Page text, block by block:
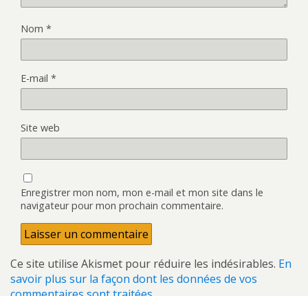
Nom *
E-mail *
Site web
Enregistrer mon nom, mon e-mail et mon site dans le
navigateur pour mon prochain commentaire.
Ce site utilise Akismet pour réduire les indésirables. En
savoir plus sur la façon dont les données de vos